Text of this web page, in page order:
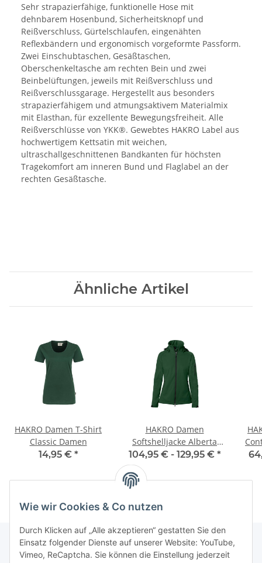
Sehr strapazierfähige, funktionelle Hose mit
dehnbarem Hosenbund, Sicherheitsknopf und
Reißverschluss, Gürtelschlaufen, eingenähten
Reflexbändern und ergonomisch vorgeformte Passform.
Zwei Einschubtaschen, Gesäßtaschen,
Oberschenkeltasche am rechten Bein und zwei
Beinbelüftungen, jeweils mit Reißverschluss und
Reißverschlussgarage. Hergestellt aus besonders
strapazierfähigem und atmungsaktivem Materialmix
mit Elasthan, für exzellente Bewegungsfreiheit. Alle
Reißverschlüsse von YKK®. Gewebtes HAKRO Label aus
hochwertigem Kettsatin mit weichen,
ultraschallgeschnittenen Bandkanten für höchsten
Tragekomfort am inneren Bund und Flaglabel an der
rechten Gesäßtasche.
Ähnliche Artikel
HAKRO Damen T-Shirt
Classic Damen
14,95 € *
HAKRO Damen
Softshelljacke Alberta
Damen
104,95 € - 129,95 € *
Wie wir Cookies & Co nutzen
Durch Klicken auf „Alle akzeptieren“ gestatten Sie den
Einsatz folgender Dienste auf unserer Website: YouTube,
Vimeo, ReCaptcha. Sie können die Einstellung jederzeit